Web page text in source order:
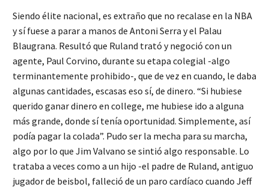
Siendo élite nacional, es extraño que no recalase en la NBA
y sí fuese a parar a manos de Antoni Serra y el Palau
Blaugrana. Resultó que Ruland trató y negoció con un
agente, Paul Corvino, durante su etapa colegial -algo
terminantemente prohibido-, que de vez en cuando, le daba
algunas cantidades, escasas eso sí, de dinero. “Si hubiese
querido ganar dinero en college, me hubiese ido a alguna
más grande, donde sí tenía oportunidad. Simplemente, así
podía pagar la colada”. Pudo ser la mecha para su marcha,
algo por lo que Jim Valvano se sintió algo responsable. Lo
trataba a veces como a un hijo -el padre de Ruland, antiguo
jugador de beisbol, falleció de un paro cardíaco cuando Jeff